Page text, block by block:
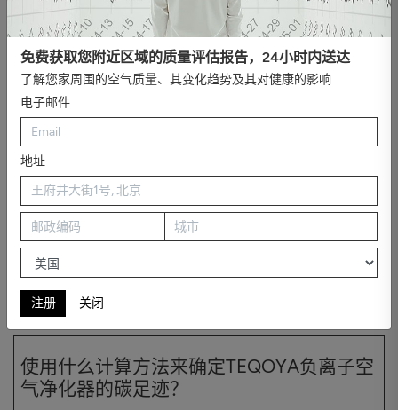
范， 因为它们的能源消耗非常低，寿命长，而且没有消耗品。[1] 然
而，它们的生产也是对生态负责的吗？我们分析了三台TEQOYA负
离子空气净化：首先是TEQOYA T200和TEQOYA T450，然后是
TEQOYA Nomad。在每个制造阶段的二氧化碳影响。: 从原材料采
购到产品包装. 因此，我们已经能够确定生产链中的主要排放因素，
并在减少碳足迹方面取得进一步进展。关注我们，了解更多关于我
们的调查过程!
TEQOYA T200和TEQOYA T450，这些负离子净
化器对生态环境有什么影响？
原材料：减少其碳足迹
为了进行TEQOYA T200和TEQOYA T450空气净化器的碳足迹计
算，我们首先确定并列出了电离器的每个部件。 在ADEME（法国环
境与能源管理署）数据库
[2]的帮助下, 我们计算了每个部分的二氧化
碳当量。
使用什么计算方法来确定TEQOYA负离子空
气净化器的碳足迹？
免费获取您附近区域的质量评估报告，24小时内送达
了解您家周围的空气质量、其变化趋势及其对健康的影响
电子邮件
地址
注册 关闭